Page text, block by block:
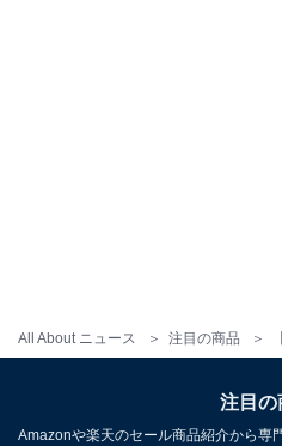
All About ニュース 注目の商品
HiKOKI(ハイコーキ)「注目の
Amazonや楽天のセール商品紹介から専